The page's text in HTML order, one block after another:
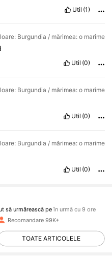
Util (1)
Burgundia / mărimea: o marime
Util (0)
Burgundia / mărimea: o marime
Util (0)
Burgundia / mărimea: o marime
Util (0)
Recomandare 99K+
TOATE ARTICOLELE